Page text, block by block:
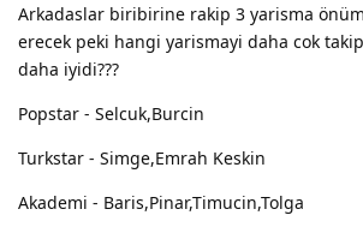
Arkadaslar biribirine rakip 3 yarisma
erecek peki hangi yarismayi daha cok
daha iyidi???
Popstar - Selcuk,Burcin
Turkstar - Simge,Emrah Keskin
Akademi - Baris,Pinar,Timucin,Tolga